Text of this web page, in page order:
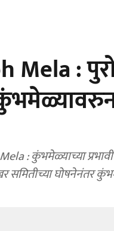
Mela :
: कुंभमेळ्याच्या प्रभावी
घोषनेनंतर